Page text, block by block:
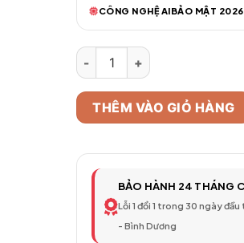
CÔNG NGHỆ AIBẢO MẬT 2026
Camera WiFi Thông Minh
THÊM VÀO GIỎ HÀNG
BẢO HÀNH 24 THÁNG
Lỗi 1 đổi 1 trong 30 ngày
- Bình Dương